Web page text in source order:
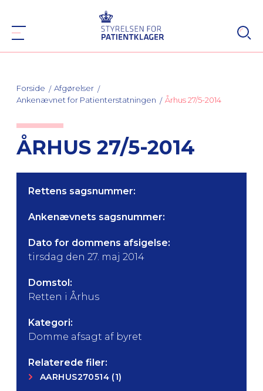
Forside
Afgørelser
Ankenævnet for Patienterstatningen
Århus 27/5-2014
ÅRHUS 27/5-2014
Rettens sagsnummer:
Ankenævnets sagsnummer:
Dato for dommens afsigelse:
tirsdag den 27. maj 2014
Domstol:
Retten i Århus
Kategori:
Domme afsagt af byret
Relaterede filer:
AARHUS270514 (1)